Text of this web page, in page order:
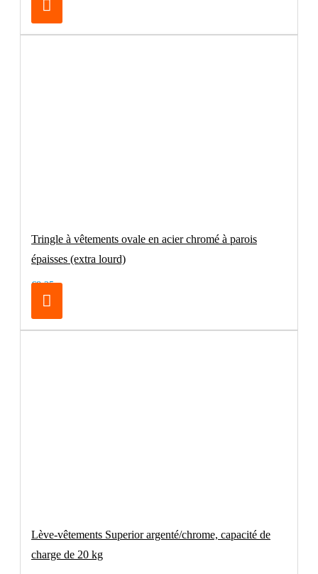
Tringle à vêtements ovale en acier chromé à parois
épaisses (extra lourd)
€8.25
Lève-vêtements Superior argenté/chrome, capacité de
charge de 20 kg